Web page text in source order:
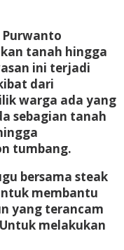
Purwanto
tanah hingga
ini terjadi
dari
warga ada yang
sebagian tanah
tumbang.
bersama steak
membantu
yang terancam
melakukan